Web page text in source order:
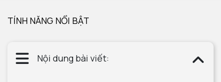
TÍNH NĂNG NỔI BẬT
Nội dung bài viết: